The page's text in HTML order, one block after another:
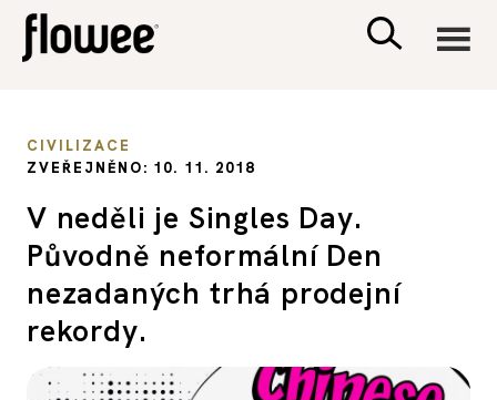
PSYCHOLOGIE
SEX A VZTAHY
CIVILIZACE
ZVEŘEJNĚNO: 10. 11. 2018
V neděli je Singles Day.
Původně neformální Den
nezadaných trhá prodejní
rekordy.